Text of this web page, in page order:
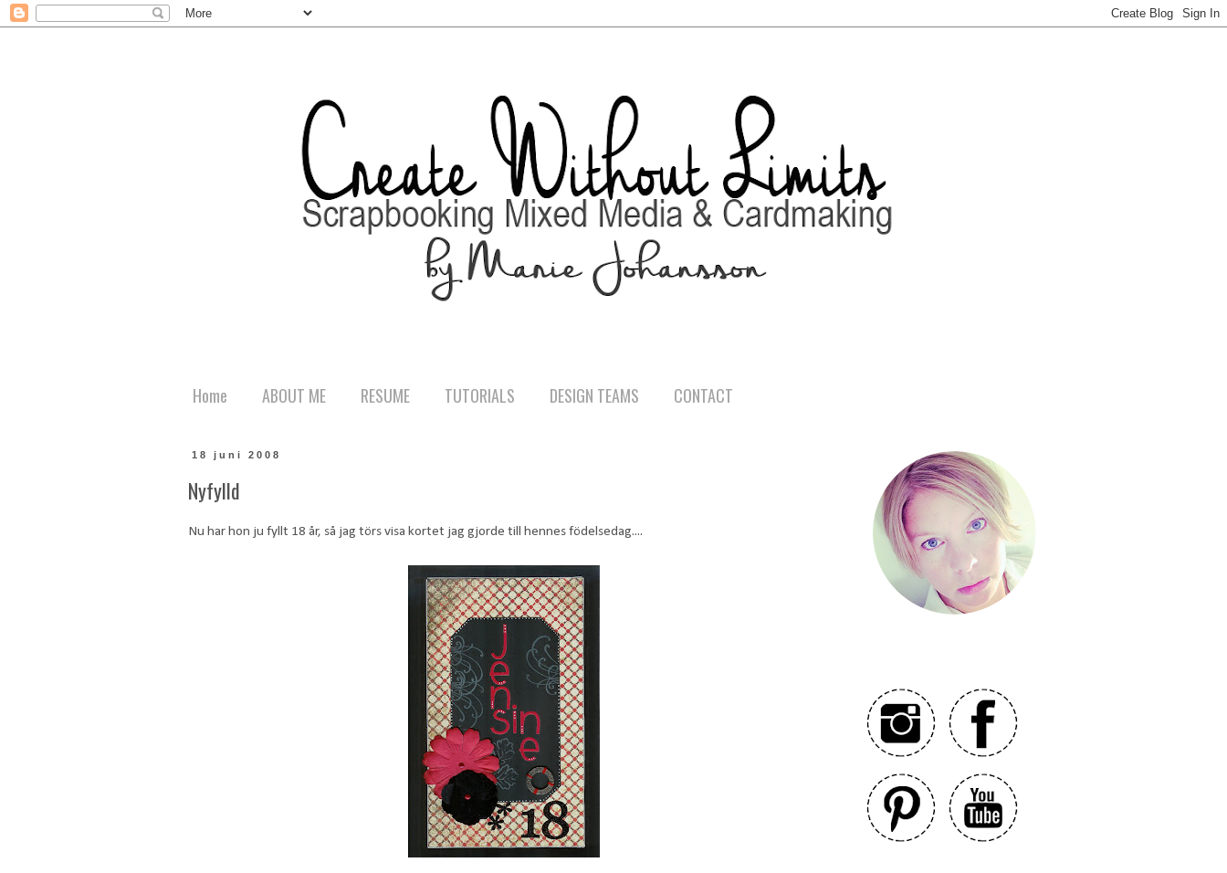
Home ABOUT ME RESUME TUTORIALS DESIGN TEAMS CONTACT
18 juni 2008
Nyfylld
Nu har hon ju fyllt 18 år, så jag törs visa kortet jag gjorde till hennes födelsedag....